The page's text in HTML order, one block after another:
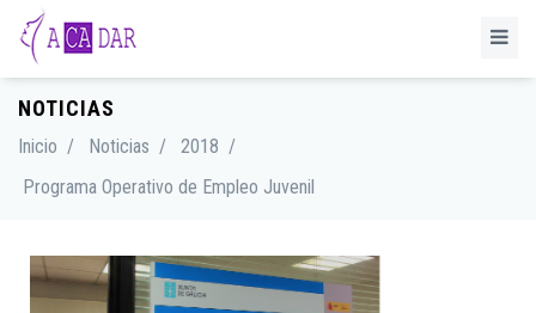
NOTICIAS
Inicio / Noticias / 2018 /
Programa Operativo de Empleo Juvenil